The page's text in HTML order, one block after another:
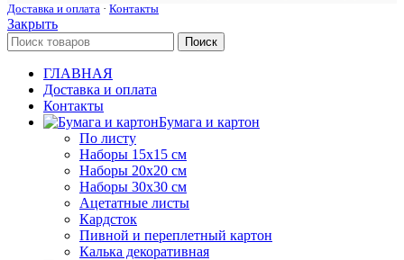
Доставка и оплата · Контакты
Закрыть
Поиск
ГЛАВНАЯ
Доставка и оплата
Контакты
Бумага и картон
По листу
Наборы 15х15 см
Наборы 20х20 см
Наборы 30х30 см
Ацетатные листы
Кардсток
Пивной и переплетный картон
Калька декоративная